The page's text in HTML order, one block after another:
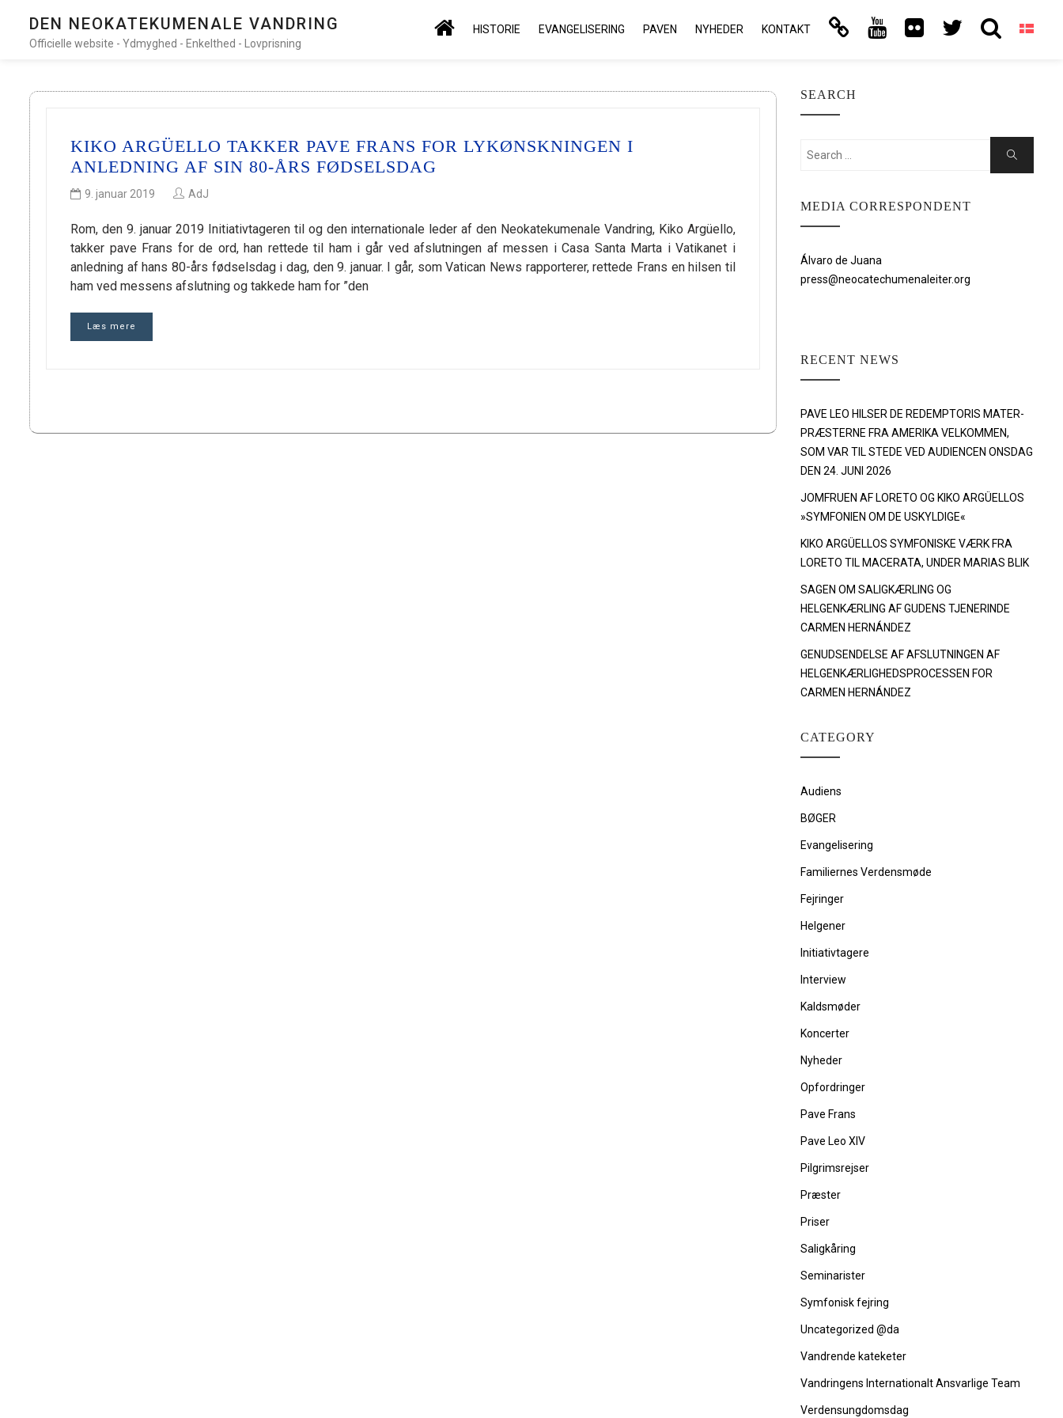
DEN NEOKATEKUMENALE VANDRING
Officielle website - Ydmyghed - Enkelthed - Lovprisning
HISTORIE EVANGELISERING PAVEN NYHEDER KONTAKT
KIKO ARGÜELLO TAKKER PAVE FRANS FOR LYKØNSKNINGEN I
ANLEDNING AF SIN 80-ÅRS FØDSELSDAG
9. januar 2019 AdJ
Rom, den 9. januar 2019 Initiativtageren til og den internationale leder af den Neokatekumenale Vandring, Kiko Argüello,
takker pave Frans for de ord, han rettede til ham i går ved afslutningen af messen i Casa Santa Marta i Vatikanet i
anledning af hans 80-års fødselsdag i dag, den 9. januar. I går, som Vatican News rapporterer, rettede Frans en hilsen til
ham ved messens afslutning og takkede ham for ”den
Læs mere
SEARCH
Search
Search
MEDIA CORRESPONDENT
Álvaro de Juana
press@neocatechumenaleiter.org
RECENT NEWS
PAVE LEO HILSER DE REDEMPTORIS MATER-
PRÆSTERNE FRA AMERIKA VELKOMMEN,
SOM VAR TIL STEDE VED AUDIENCEN ONSDAG
DEN 24. JUNI 2026
JOMFRUEN AF LORETO OG KIKO ARGÜELLOS
»SYMFONIEN OM DE USKYLDIGE«
KIKO ARGÜELLOS SYMFONISKE VÆRK FRA
LORETO TIL MACERATA, UNDER MARIAS BLIK
SAGEN OM SALIGKÆRLING OG
HELGENKÆRLING AF GUDENS TJENERINDE
CARMEN HERNÁNDEZ
GENUDSENDELSE AF AFSLUTNINGEN AF
HELGENKÆRLIGHEDSPROCESSEN FOR
CARMEN HERNÁNDEZ
CATEGORY
Audiens
BØGER
Evangelisering
Familiernes Verdensmøde
Fejringer
Helgener
Initiativtagere
Interview
Kaldsmøder
Koncerter
Nyheder
Opfordringer
Pave Frans
Pave Leo XIV
Pilgrimsrejser
Præster
Priser
Saligkåring
Seminarister
Symfonisk fejring
Uncategorized @da
Vandrende kateketer
Vandringens Internationalt Ansvarlige Team
Verdensungdomsdag